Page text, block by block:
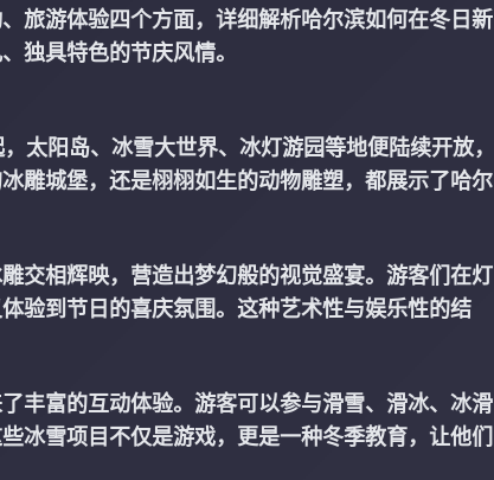
旅游体验四个方面，详细解析哈尔滨如何在冬日新
独具特色的节庆风情。
太阳岛、冰雪大世界、冰灯游园等地便陆续开放，
雕城堡，还是栩栩如生的动物雕塑，都展示了哈尔
交相辉映，营造出梦幻般的视觉盛宴。游客们在灯
验到节日的喜庆氛围。这种艺术性与娱乐性的结
丰富的互动体验。游客可以参与滑雪、滑冰、冰滑
冰雪项目不仅是游戏，更是一种冬季教育，让他们